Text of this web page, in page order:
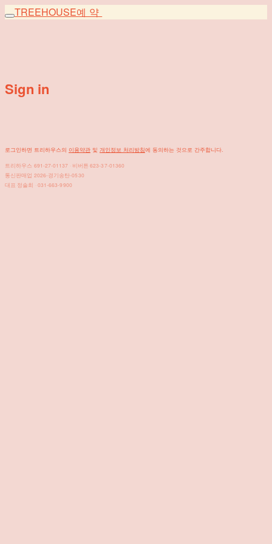
TREEHOUSE예약
Sign in
로그인하면 트리하우스의 이용약관 및 개인정보 처리방침에 동의하는 것으로 간주합니다.
트리하우스 691-27-01137 · 비버튼 623-37-01360
통신판매업 2026-경기송탄-0530
대표 정솔희 · 031-663-9900